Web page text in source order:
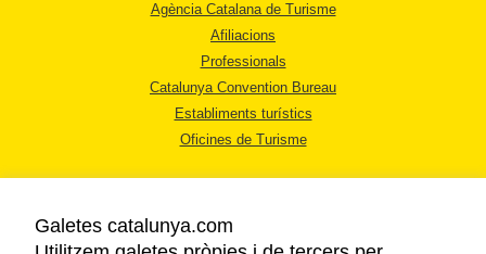
Agència Catalana de Turisme
Afiliacions
Professionals
Catalunya Convention Bureau
Establiments turístics
Oficines de Turisme
Galetes catalunya.com